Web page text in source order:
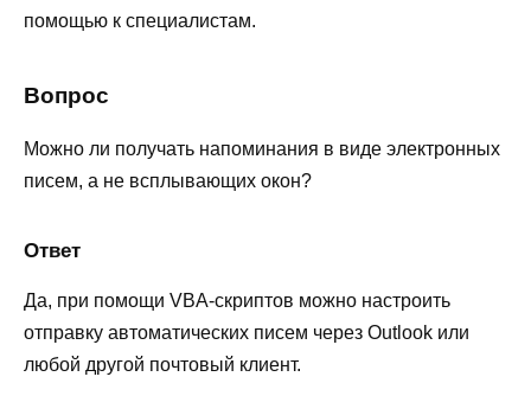
помощью к специалистам.
Вопрос
Можно ли получать напоминания в виде электронных
писем, а не всплывающих окон?
Ответ
Да, при помощи VBA-скриптов можно настроить
отправку автоматических писем через Outlook или
любой другой почтовый клиент.